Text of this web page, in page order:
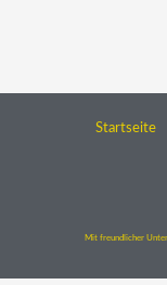
Startseite
Mit freundlicher